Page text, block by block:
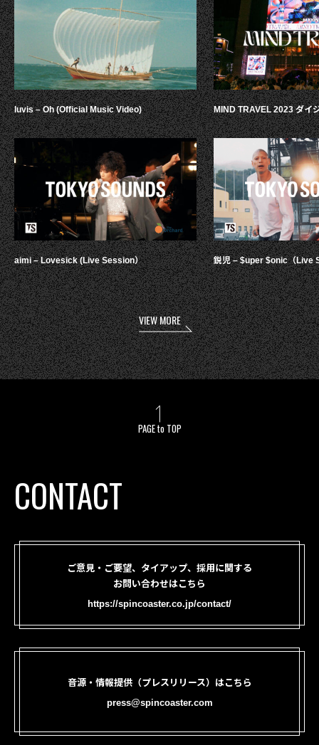
luvis – Oh (Official Music Video)
aimi – Lovesick (Live Session）
MIND TRAVEL 2023 ダイ
鋭児 – $uper $onic（Live
VIEW MORE
PAGE to TOP
CONTACT
ご意見・ご要望、タイアップ、採用に関する
お問い合わせはこちら
https://spincoaster.co.jp/contact/
音源・情報提供（プレスリリース）はこちら
press@spincoaster.com